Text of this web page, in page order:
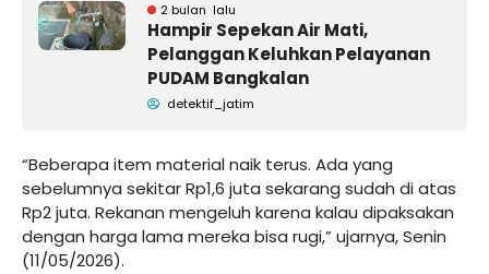
2 bulan lalu
Hampir Sepekan Air Mati,
Pelanggan Keluhkan Pelayanan
PUDAM Bangkalan
detektif_jatim
“Beberapa item material naik terus. Ada yang
sebelumnya sekitar Rp1,6 juta sekarang sudah di atas
Rp2 juta. Rekanan mengeluh karena kalau dipaksakan
dengan harga lama mereka bisa rugi,” ujarnya, Senin
(11/05/2026).